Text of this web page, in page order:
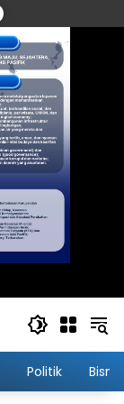
Politik